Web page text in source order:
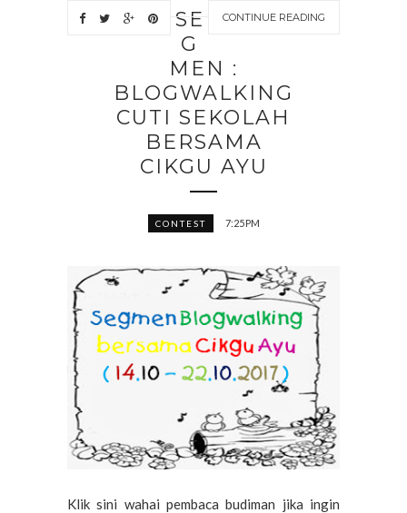
CONTINUE READING
SE
G
MEN :
BLOGWALKING
CUTI SEKOLAH
BERSAMA
CIKGU AYU
CONTEST 7:25 PM
Klik sini wahai pembaca budiman jika ingin